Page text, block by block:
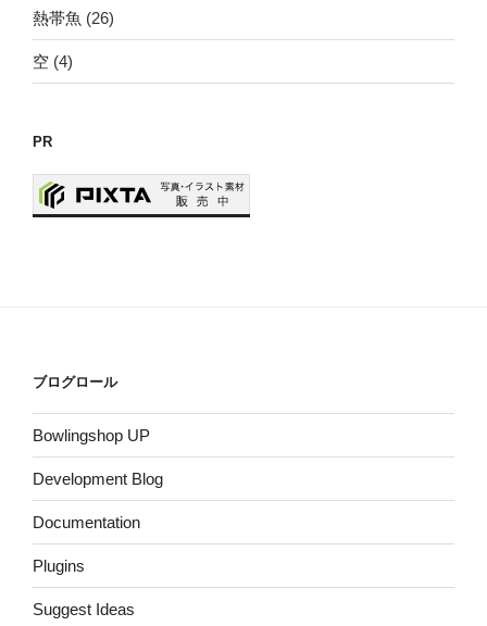
熱帯魚 (26)
空 (4)
PR
ブログロール
Bowlingshop UP
Development Blog
Documentation
Plugins
Suggest Ideas